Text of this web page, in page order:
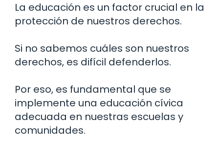
La educación es un factor crucial en la
protección de nuestros derechos.
Si no sabemos cuáles son nuestros
derechos, es difícil defenderlos.
Por eso, es fundamental que se
implemente una educación cívica
adecuada en nuestras escuelas y
comunidades.